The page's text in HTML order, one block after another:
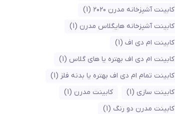
کابینت آشپزخانه مدرن ۲۰۲۰
(1)
کابینت آشپزخانه هایگلاس مدرن (1)
کابینت ام دی اف (1)
کابینت ام دی اف بهتره یا های گلاس (1)
کابینت تمام ام دی اف بهتره یا بدنه فلز (1)
کابینت سازی (1) کابینت مدرن (1)
کابینت مدرن دو رنگ (1)